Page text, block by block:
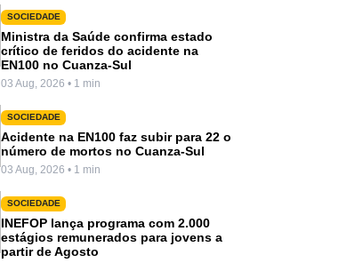
SOCIEDADE
Ministra da Saúde confirma estado
crítico de feridos do acidente na
EN100 no Cuanza-Sul
03 Aug, 2026 • 1 min
SOCIEDADE
Acidente na EN100 faz subir para 22 o
número de mortos no Cuanza-Sul
03 Aug, 2026 • 1 min
SOCIEDADE
INEFOP lança programa com 2.000
estágios remunerados para jovens a
partir de Agosto